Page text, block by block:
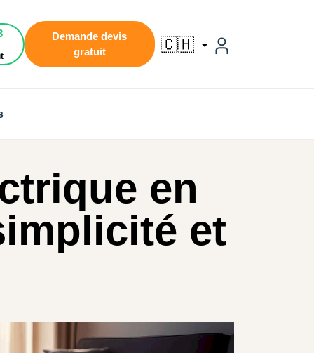
Demande devis
gratuit
🇨🇭
en
et